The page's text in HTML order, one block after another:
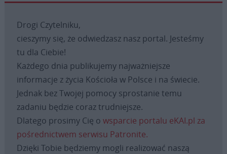
Drogi Czytelniku,
cieszymy się, że odwiedzasz nasz portal. Jesteśmy
tu dla Ciebie!
Każdego dnia publikujemy najważniejsze
informacje z życia Kościoła w Polsce i na świecie.
Jednak bez Twojej pomocy sprostanie temu
zadaniu będzie coraz trudniejsze.
Dlatego prosimy Cię o wsparcie portalu eKAI.pl za
pośrednictwem serwisu Patronite.
Dzięki Tobie będziemy mogli realizować naszą